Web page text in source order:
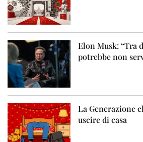
Elon Musk: “Tra
potrebbe non
La Generazione
uscire di casa